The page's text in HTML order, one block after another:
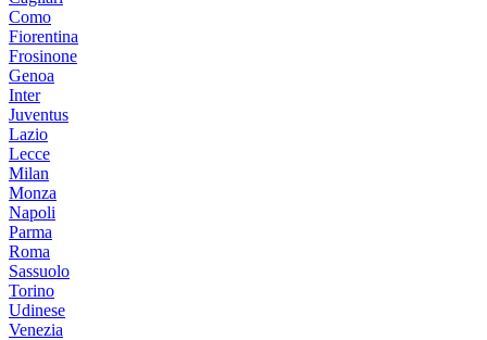
Como
Fiorentina
Frosinone
Genoa
Inter
Juventus
Lazio
Lecce
Milan
Monza
Napoli
Parma
Roma
Sassuolo
Torino
Udinese
Venezia